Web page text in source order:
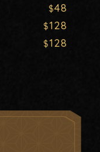
48
128
128